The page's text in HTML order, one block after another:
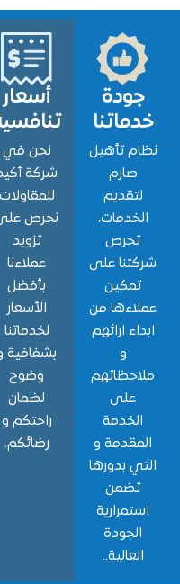
تأهيل
على
من
ارائهم
و
بدورها
أسعار
تنافسية
نحن في
شركة أكيد
للمقاولات
نحرص على
عملاءنا
الأسعار
لخدماتنا
بشفافية و
راحتكم و
رضائكم.